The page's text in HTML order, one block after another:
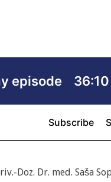
Doz. Dr. med. Saša